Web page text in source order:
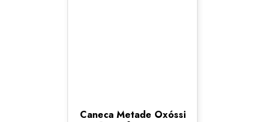
Caneca Metade Oxóssi